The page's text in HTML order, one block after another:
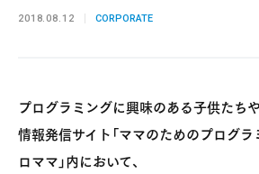
2018.08.12 CORPORATE
プログラミングに興味のある子供たち
情報発信サイト「ママのためのプログ
ロママ」内において、